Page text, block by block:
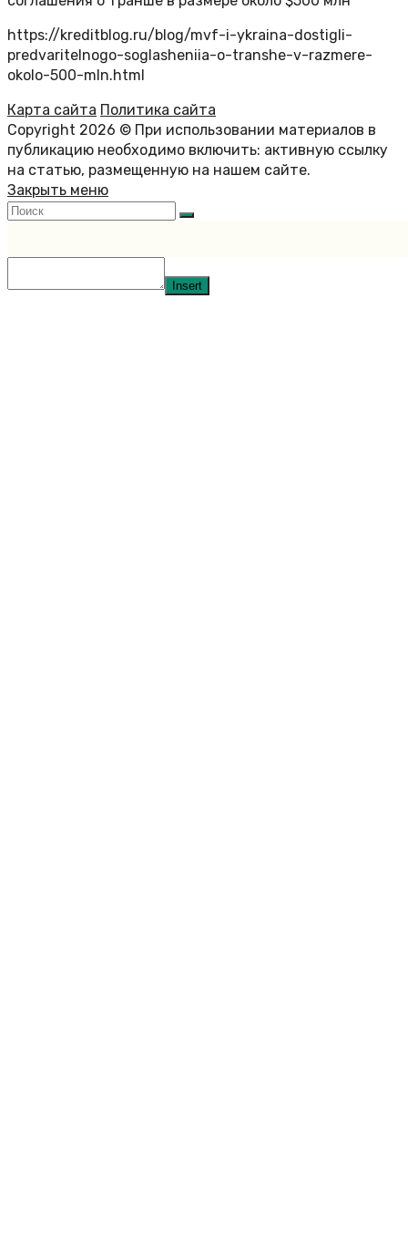
https://kreditblog.ru/blog/mvf-i-ykraina-dostigli-
predvaritelnogo-soglasheniia-o-transhe-v-razmere-
okolo-500-mln.html
Карта сайта Политика сайта
Copyright 2026 © При использовании материалов в
публикацию необходимо включить: активную ссылку
на статью, размещенную на нашем сайте.
Закрыть меню
Insert